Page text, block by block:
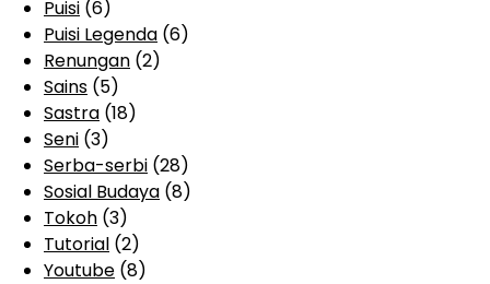
Puisi (6)
Puisi Legenda (6)
Renungan (2)
Sains (5)
Sastra (18)
Seni (3)
Serba-serbi (28)
Sosial Budaya (8)
Tokoh (3)
Tutorial (2)
Youtube (8)